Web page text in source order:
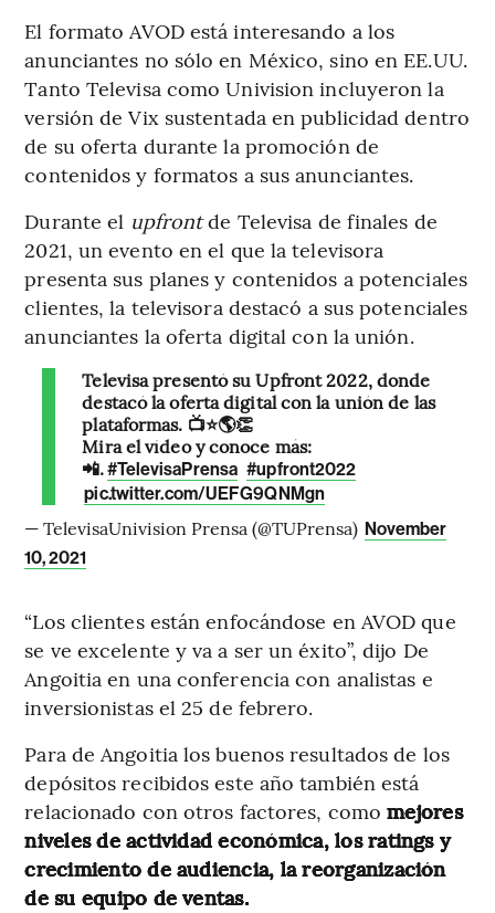
El formato AVOD está interesando a los
anunciantes no sólo en México, sino en EE.UU.
Tanto Televisa como Univision incluyeron la
versión de Vix sustentada en publicidad dentro
de su oferta durante la promoción de
contenidos y formatos a sus anunciantes.
Durante el upfrontde Televisa de finales de
2021, un evento en el que la televisora
presenta sus planes y contenidos a potenciales
clientes, la televisora destacó a sus potenciales
anunciantes la oferta digital con la unión.
Televisa presentó su Upfront 2022, donde
destacó la oferta digital con la unión de las
plataformas. 📺⭐🌎👏
Mira el vídeo y conoce más:
📲.#TelevisaPrensa #upfront2022
pic.twitter.com/UEFG9QNMgn
— TelevisaUnivision Prensa (@TUPrensa) November
10, 2021
“Los clientes están enfocándose en AVOD que
se ve excelente y va a ser un éxito”, dijo De
Angoitia en una conferencia con analistas e
inversionistas el 25 de febrero.
Para de Angoitia los buenos resultados de los
depósitos recibidos este año también está
relacionado con otros factores, como mejores
niveles de actividad económica, los ratings y
crecimiento de audiencia, la reorganización
de su equipo de ventas.